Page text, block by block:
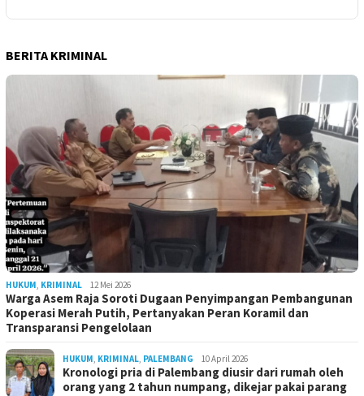
BERITA KRIMINAL
HUKUM, KRIMINAL 12 Mei 2026
Warga Asem Raja Soroti Dugaan Penyimpangan Pembangunan
Koperasi Merah Putih, Pertanyakan Peran Koramil dan
Transparansi Pengelolaan
HUKUM, KRIMINAL, PALEMBANG 10 April 2026
Kronologi pria di Palembang diusir dari rumah oleh
orang yang 2 tahun numpang, dikejar pakai parang